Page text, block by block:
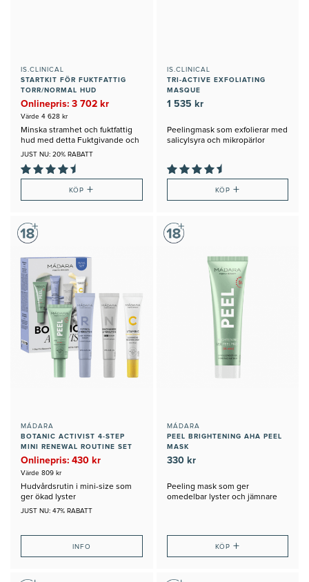
IS.CLINICAL
STARTKIT FÖR FUKTFATTIG
TORR/NORMAL HUD
Onlinepris: 3 702 kr
Värde 4 628 kr
Minska stramhet och fuktfattig
hud med detta Fuktgivande och
närande kit från iS Clinical
JUST NU: 20% RABATT
KÖP+
IS.CLINICAL
TRI-ACTIVE EXFOLIATING
MASQUE
1 535 kr
Peelingmask som exfolierar med
salicylsyra och mikropärlor
KÖP +
MÁDARA
BOTANIC ACTIVIST 4-STEP
MINI RENEWAL ROUTINE SET
Onlinepris: 430 kr
Värde 809 kr
Hudvårdsrutin i mini-size som
ger ökad lyster
JUST NU: 47% RABATT
INFO
MÁDARA
PEEL BRIGHTENING AHA PEEL
MASK
330 kr
Peeling mask som ger
omedelbar lyster och jämnare
KÖP +